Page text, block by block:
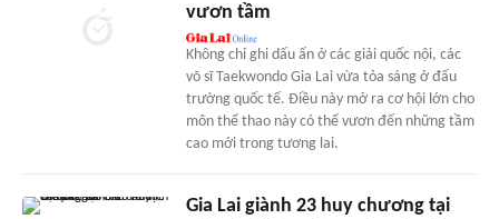
vươn tầm
Không chỉ ghi dấu ấn ở các giải quốc nội, các
võ sĩ Taekwondo Gia Lai vừa tỏa sáng ở đấu
trường quốc tế. Điều này mở ra cơ hội lớn cho
môn thể thao này có thể vươn đến những tầm
cao mới trong tương lai.
Gia Lai giành 23 huy chương tại